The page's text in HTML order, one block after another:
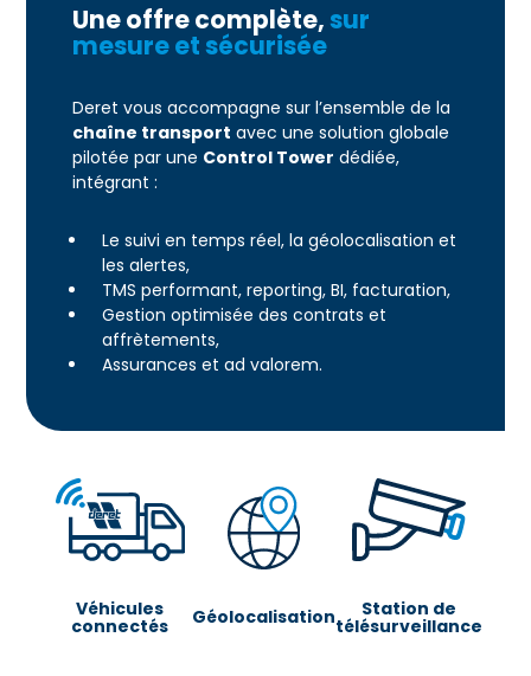
Une offre complète,sur
mesure et sécurisée
Deret vous accompagne sur l’ensemble de la
chaîne transport avec une solution globale
pilotée par une Control Tower dédiée,
intégrant :
Le suivi en temps réel, la géolocalisation et
les alertes,
TMS performant, reporting, BI, facturation,
Gestion optimisée des contrats et
affrètements,
Assurances et ad valorem.
Véhicules
connectés Géolocalisation Station de
télésurveillance